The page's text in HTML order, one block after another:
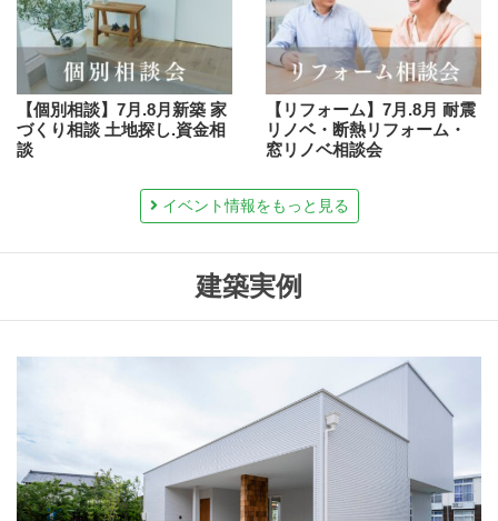
【個別相談】7月.8月新築 家
づくり相談 土地探し.資金相
談
【リフォーム】7月.8月 耐震
リノベ・断熱リフォーム・
窓リノベ相談会
イベント情報をもっと見る
建築実例